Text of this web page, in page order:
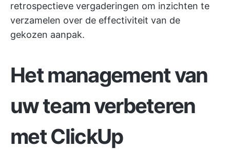
retrospectieve vergaderingen om inzichten te
verzamelen over de effectiviteit van de
gekozen aanpak.
Het management van
uw team verbeteren
met ClickUp